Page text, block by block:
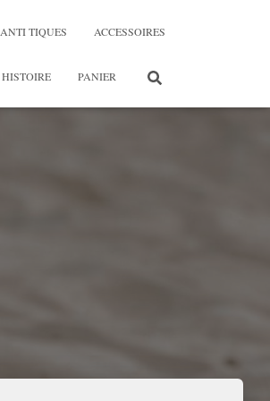
ANTI TIQUES ACCESSOIRES
PANIER